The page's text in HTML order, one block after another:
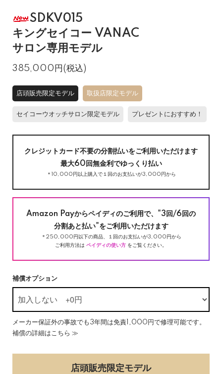
SDKV015
キングセイコー VANAC
サロン専用モデル
385,000円(税込)
店頭販売限定モデル 取扱店限定モデル
セイコーウオッチサロン限定モデル プレゼントにおすすめ！
クレジットカード不要の分割払いをご利用いただけます
最大60回無金利でゆっくり払い
＊10,000円以上購入で１回のお支払いが3,000円から
Amazon Payからペイディのご利用で、"3回/6回の
分割あと払い"をご利用いただけます
＊250,000円以下の商品、１回のお支払いが3,000円から
ご利用方法は ペイディの使い方 をご覧ください。
補償オプション
メーカー保証外の事故でも3年間は免責1,000円で修理可能です。
補償の詳細はこちら ≫
店頭販売限定モデル